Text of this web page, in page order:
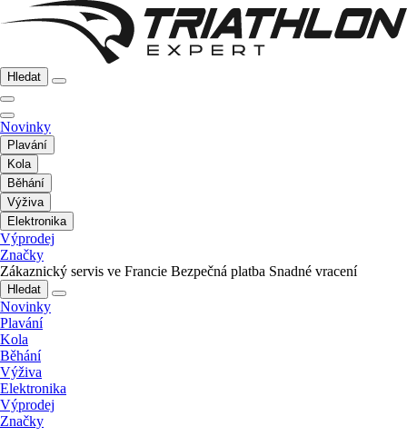
Hledat
Novinky
Plavání
Kola
Běhání
Výživa
Elektronika
Výprodej
Značky
Zákaznický servis ve Francie Bezpečná platba Snadné vracení
Hledat
Novinky
Plavání
Kola
Běhání
Výživa
Elektronika
Výprodej
Značky